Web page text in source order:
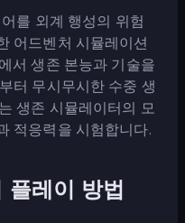
를 외계 행성의 위험
어드벤처 시뮬레이션
서 생존 본능과 기술을
터 무시무시한 수중 생
생존 시뮬레이터의 모
적응력을 시험합니다.
플레이 방법